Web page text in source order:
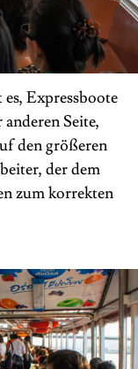
Expressboote
Seite,
den größeren
der dem
zum korrekten